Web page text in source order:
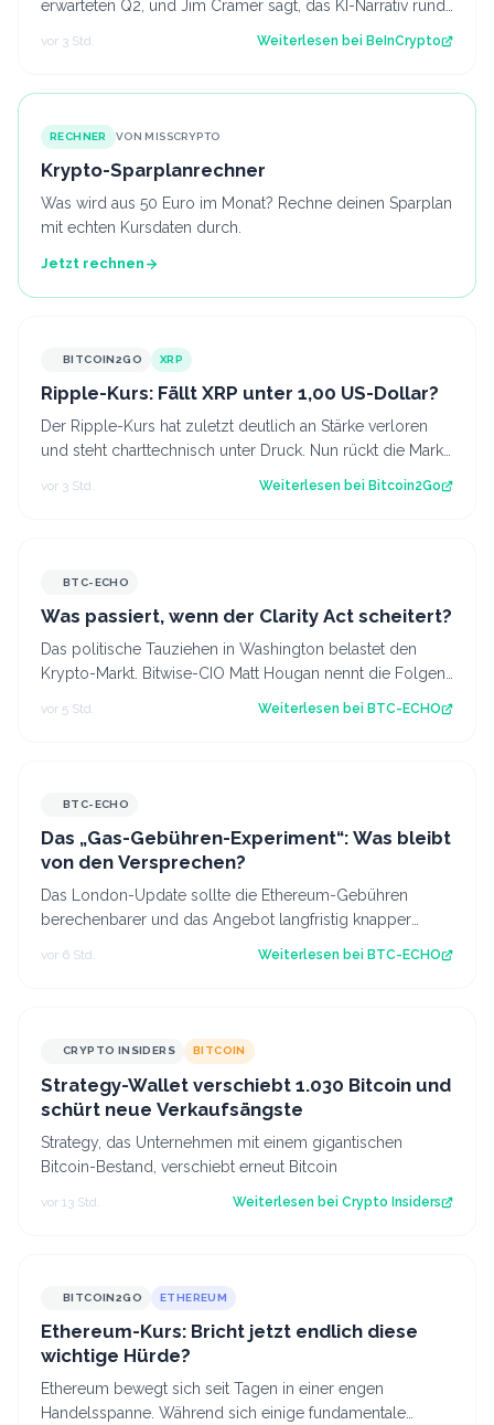
erwarteten Q2, und Jim Cramer sagt, das KI-Narrativ rund
vor 3 Std. Weiterlesen bei BeInCrypto
RECHNER VON MISSCRYPTO
Krypto-Sparplanrechner
Was wird aus 50 Euro im Monat? Rechne deinen Sparplan
mit echten Kursdaten durch.
Jetzt rechnen
BITCOIN2GO XRP
Ripple-Kurs: Fällt XRP unter 1,00 US-Dollar?
Der Ripple-Kurs hat zuletzt deutlich an Stärke verloren
und steht charttechnisch unter Druck. Nun rückt die Marke
vor 3 Std. Weiterlesen bei Bitcoin2Go
BTC-ECHO
Was passiert, wenn der Clarity Act scheitert?
Das politische Tauziehen in Washington belastet den
Krypto-Markt. Bitwise-CIO Matt Hougan nennt die Folgen
vor 5 Std. Weiterlesen bei BTC-ECHO
BTC-ECHO
Das „Gas-Gebühren-Experiment“: Was bleibt
von den Versprechen?
Das London-Update sollte die Ethereum-Gebühren
berechenbarer und das Angebot langfristig knapper
machen. Die erhoffte Wirkung blieb aber aus…
vor 6 Std. Weiterlesen bei BTC-ECHO
CRYPTO INSIDERS BITCOIN
Strategy-Wallet verschiebt 1.030 Bitcoin und
schürt neue Verkaufsängste
Strategy, das Unternehmen mit einem gigantischen
Bitcoin-Bestand, verschiebt erneut Bitcoin
vor 13 Std. Weiterlesen bei Crypto Insiders
BITCOIN2GO ETHEREUM
Ethereum-Kurs: Bricht jetzt endlich diese
wichtige Hürde?
Ethereum bewegt sich seit Tagen in einer engen
Handelsspanne. Während sich einige fundamentale